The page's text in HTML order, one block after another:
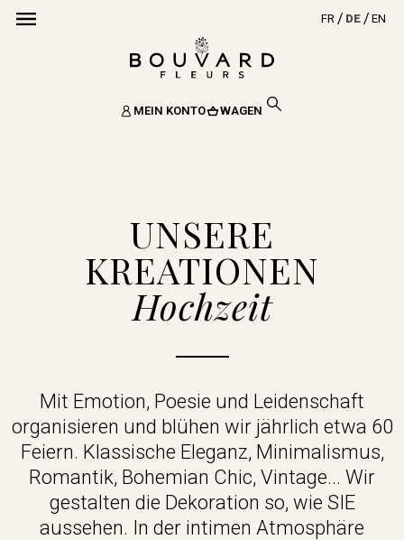
FR DE EN
MEIN KONTO WAGEN
UNSERE
KREATIONEN
Hochzeit
Mit Emotion, Poesie und Leidenschaft
organisieren und blühen wir jährlich etwa 60
Feiern. Klassische Eleganz, Minimalismus,
Romantik, Bohemian Chic, Vintage... Wir
gestalten die Dekoration so, wie SIE
aussehen. In der intimen Atmosphäre